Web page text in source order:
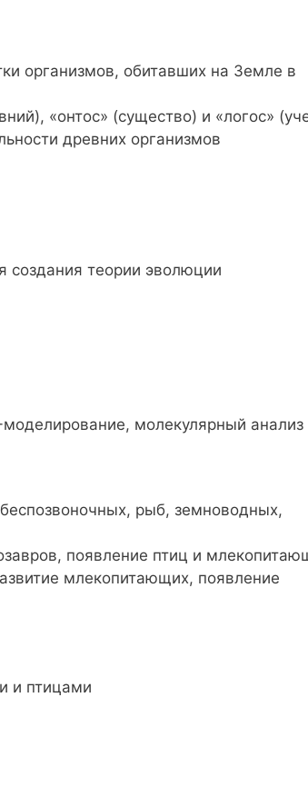
организмов, обитавших на Земле в
«онтос» (существо) и «логос»
древних организмов
создания теории эволюции
молекулярный анализ
рыб, земноводных,
появление птиц и
млекопитающих, появление
и птицами